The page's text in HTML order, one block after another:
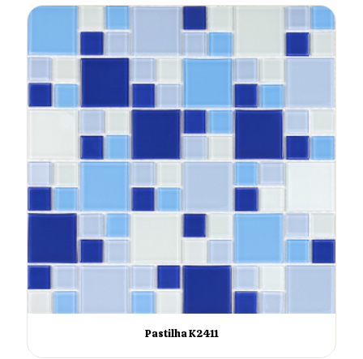
Pastilha K2411